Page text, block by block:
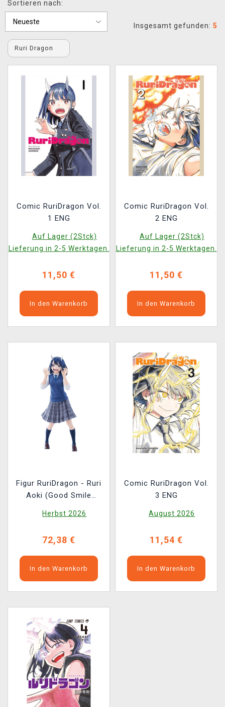
XZONE CLUB
Sortieren nach:
Insgesamt gefunden: 5
Ruri Dragon
Comic RuriDragon Vol.
1 ENG
Auf Lager (2Stck)
Lieferung in 2-5 Werktagen.
11,50 €
In den Warenkorb
Comic RuriDragon Vol.
2 ENG
Auf Lager (2Stck)
Lieferung in 2-5 Werktagen.
11,50 €
In den Warenkorb
Figur RuriDragon - Ruri
Aoki (Good Smile
Herbst 2026
72,38 €
In den Warenkorb
Comic RuriDragon Vol.
3 ENG
August 2026
11,54 €
In den Warenkorb